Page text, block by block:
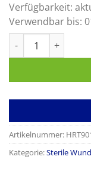
Verfügbarkeit:
Verwendbar bis:
Artikelnummer:
Kategorie:Sterile